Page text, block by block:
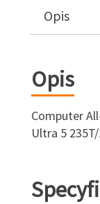
Opis
Opis
Computer
Ultra 5